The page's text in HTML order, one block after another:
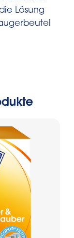
der
Lösung